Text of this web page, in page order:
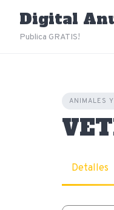
content
Digital
Publica GRATIS!
ANIMALES
Detalles